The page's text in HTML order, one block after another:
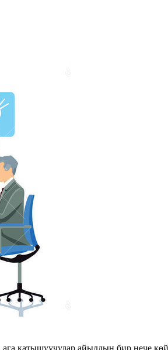
катышуучулар айылдын бир нече